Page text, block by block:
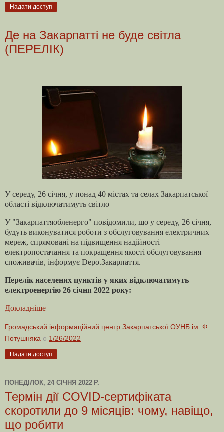
Надати доступ
Де на Закарпатті не буде світла
(ПЕРЕЛІК)
У середу, 26 січня, у понад 40 містах та селах Закарпатської
області відключатимуть світло
У "Закарпаттяобленерго" повідомили, що у середу, 26 січня,
будуть виконуватися роботи з обслуговування електричних
мереж, спрямовані на підвищення надійності
електропостачання та покращення якості обслуговування
споживачів, інформує Depo.Закарпаття.
Перелік населених пунктів у яких відключатимуть
електроенергію 26 січня 2022 року:
Докладніше
Громадський інформаційний центр Закарпатської ОУНБ ім. Ф.
Потушняка о 1/26/2022
Надати доступ
ПОНЕДІЛОК, 24 СІЧНЯ 2022 Р.
Термін дії COVID-сертифіката
скоротили до 9 місяців: чому, навіщо,
що робити